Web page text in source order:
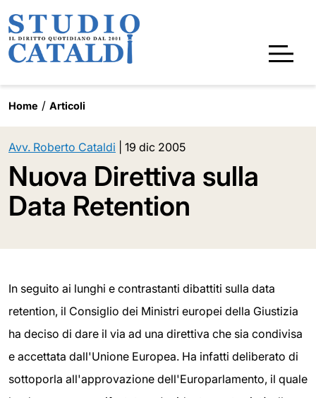
Home Articoli
Avv. Roberto Cataldi 19 dic 2005
Nuova Direttiva sulla
Data Retention
In seguito ai lunghi e contrastanti dibattiti sulla data
retention, il Consiglio dei Ministri europei della Giustizia
ha deciso di dare il via ad una direttiva che sia condivisa
e accettata dall'Unione Europea. Ha infatti deliberato di
sottoporla all'approvazione dell'Europarlamento, il quale